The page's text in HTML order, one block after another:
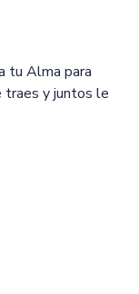
tu Alma para
traes y juntos le